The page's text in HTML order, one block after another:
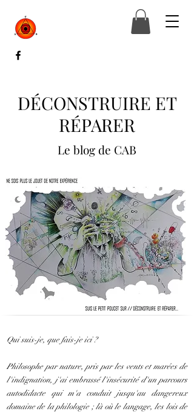
DÉCONSTRUIRE ET
RÉPARER
Le blog de CAB
Qui suis-je, que fais-je ici ?
Philosophe par nature, pris par les vents et marées de
l'indignation, j'ai embrassé l'insécurité d'un parcours
autodidacte qui m'a conduit jusqu'au dangereux
domaine de la philologie ; là où le langage, les lois de